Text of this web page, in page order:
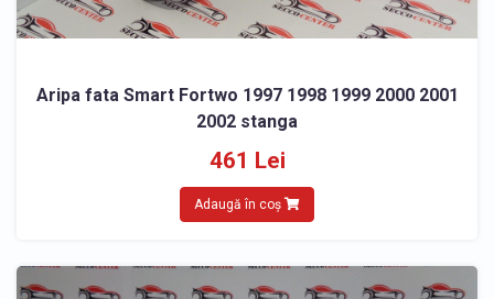
Aripa fata Smart Fortwo 1997 1998 1999 2000 2001
2002 stanga
461 Lei
Adaugă în coș